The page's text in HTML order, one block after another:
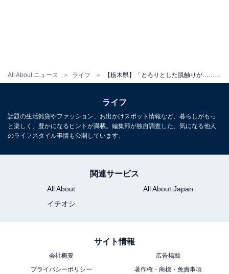
All About ニュース ライフ
ライフ
話題の生活雑貨やファッション、お出かけスポット情報など、暮らしがもっ
と楽しく、豊かになるヒントが満載。編集部が独自調査した、気になる他人
のライフスタイル事情も公開しています。
関連サービス
All About
All About Japan
イチオシ
サイト情報
会社概要
広告掲載
プライバシーポリシー
著作権・商標・免責事項